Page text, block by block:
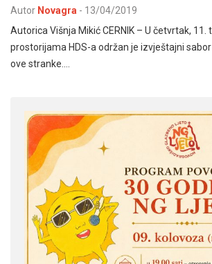
Autor Novagra - 13/04/2019
Autorica Višnja Mikić CERNIK – U četvrtak, 11.
prostorijama HDS-a održan je izvještajni
ove stranke.…